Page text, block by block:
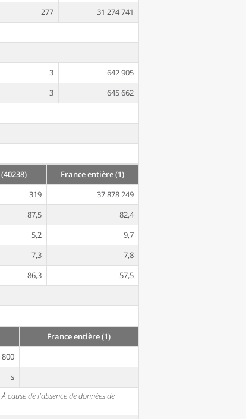
277
31 274 741
3
642 905
3
645 662
France entière (1)
319
37 878 249
87,5
82,4
5,2
9,7
7,3
7,8
86,3
57,5
France entière (1)
800
s
cause de l'absence de données de